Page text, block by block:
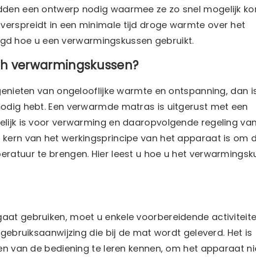
een ontwerp nodig waarmee ze zo snel mogelijk
in een minimale tijd droge warmte over het
hoe u een verwarmingskussen gebruikt.
verwarmingskussen?
van ongelooflijke warmte en ontspanning, dan
hebt. Een verwarmde matras is uitgerust met een
is voor verwarming en daaropvolgende regeling
van het werkingsprincipe van het apparaat is om
te brengen. Hier leest u hoe u het
gebruiken, moet u enkele voorbereidende
die bij de mat wordt geleverd. Het is
van de bediening te leren kennen, om het apparaat